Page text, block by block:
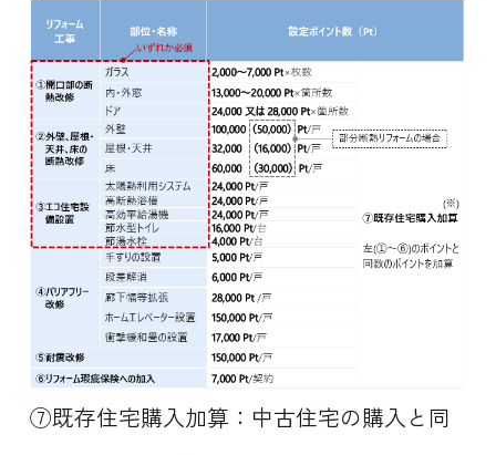
⑦既存住宅購入加算：中古住宅の購入と同